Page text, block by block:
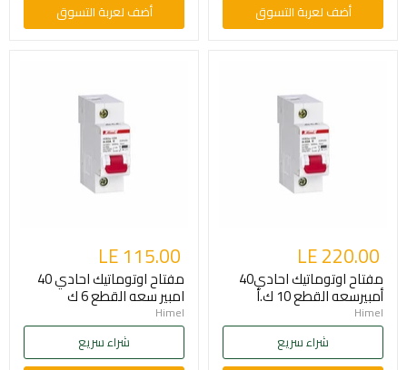
أضف لعربة التسوق
أضف لعربة التسوق
LE 220.00
مفتاح اوتوماتيك احادي40
أمبيرسعه القطع 10 ك.أ
Himel
شراء سريع
LE 115.00
مفتاح اوتوماتيك احادي 40
امبير سعه القطع 6 ك
Himel
شراء سريع